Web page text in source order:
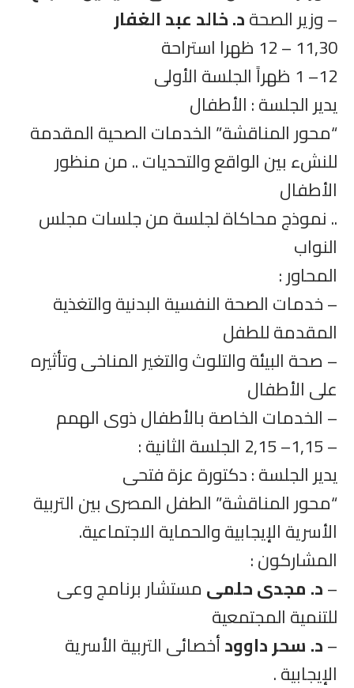
– وزير الصحةد. خالد عبد الغفار
11,30 – 12 ظهرا استراحة
12– 1 ظهراً الجلسة الأولى
يدير الجلسة : الأطفال
“محور المناقشة” الخدمات الصحية المقدمة
للنشء بين الواقع والتحديات .. من منظور
الأطفال
.. نموذج محاكاة لجلسة من جلسات مجلس
النواب
المحاور :
– خدمات الصحة النفسية البدنية والتغذية
المقدمة للطفل
– صحة البيئة والتلوث والتغير المناخى وتأثيره
على الأطفال
– الخدمات الخاصة بالأطفال ذوى الهمم
– 1,15– 2,15 الجلسة الثانية :
يدير الجلسة : دكتورة عزة فتحى
“محور المناقشة” الطفل المصرى بين التربية
الأسرية الإيجابية والحماية الاجتماعية.
المشاركون :
–د. مجدى حلمىمستشار برنامج وعى
للتنمية المجتمعية
–د. سحر داوودأخصائى التربية الأسرية
الإيجابية .